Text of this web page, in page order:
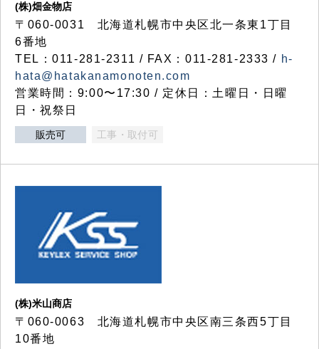
(株)畑金物店
〒060-0031 北海道札幌市中央区北一条東1丁目
6番地
TEL：011-281-2311 / FAX：011-281-2333 / h-
hata@hatakanamonoten.com
営業時間：9:00〜17:30 / 定休日：土曜日・日曜
日・祝祭日
販売可 工事・取付可
(株)米山商店
〒060-0063 北海道札幌市中央区南三条西5丁目
10番地